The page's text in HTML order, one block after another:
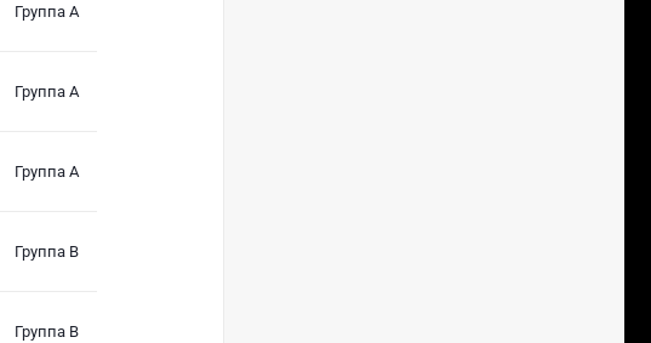
Группа A
Группа A
Группа A
Группа B
Группа B